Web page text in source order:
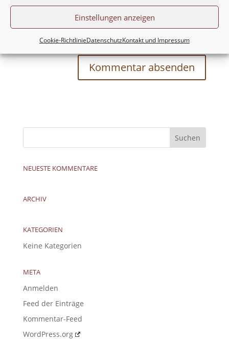
Einstellungen anzeigen
Cookie-RichtlinieDatenschutzKontakt und Impressum
Meinen Namen, meine E-Mail-Adresse und
meine Website in diesem Browser für die nächste
Kommentierung speichern.
NEUESTE KOMMENTARE
ARCHIV
KATEGORIEN
Keine Kategorien
META
Anmelden
Feed der Einträge
Kommentar-Feed
WordPress.org